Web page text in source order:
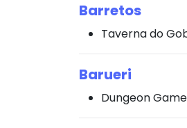
Barretos
Taverna do
Barueri
Dungeon